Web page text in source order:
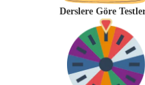
Derslere Göre